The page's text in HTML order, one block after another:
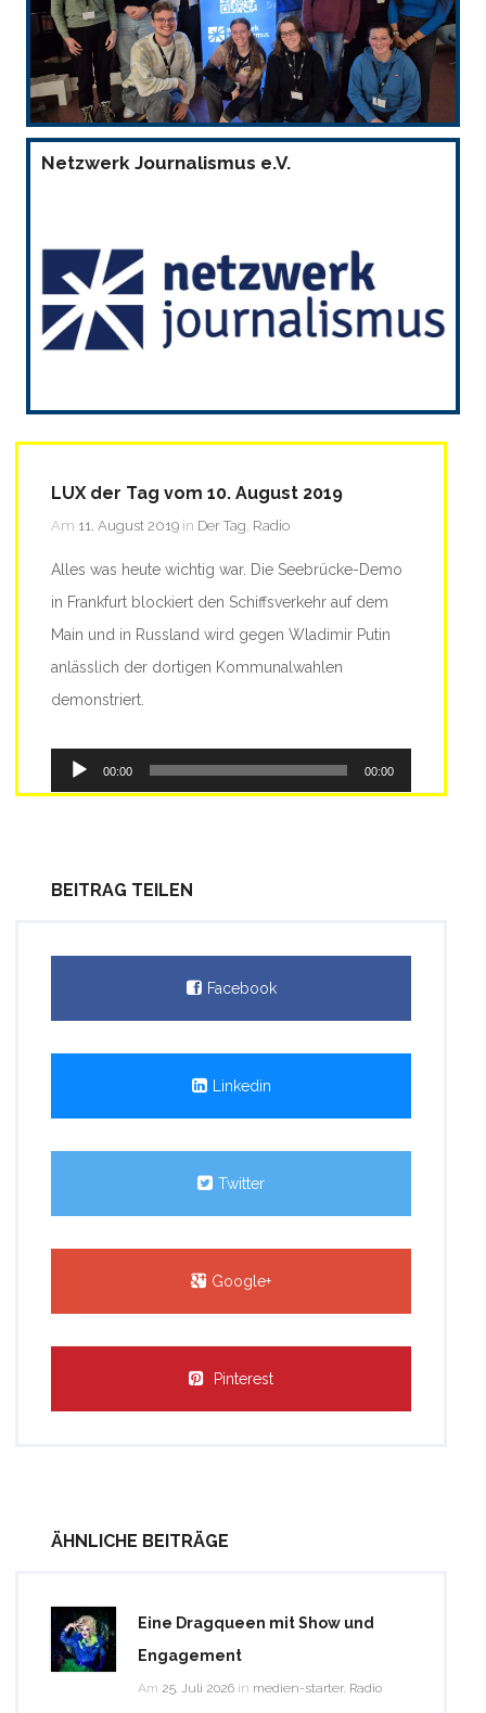
Netzwerk Journalismus e.V.
LUX der Tag vom 10. August 2019
Am 11. August 2019 in Der Tag Radio
Alles was heute wichtig war. Die Seebrücke-Demo
in Frankfurt blockiert den Schiffsverkehr auf dem
Main und in Russland wird gegen Wladimir Putin
anlässlich der dortigen Kommunalwahlen
demonstriert.
Audio-
Player
00:00 00:00
BEITRAG TEILEN
Facebook
Linkedin
Twitter
Google+
Pinterest
ÄHNLICHE BEITRÄGE
Eine Dragqueen mit Show und
Engagement
Am 25. Juli 2026 in medien-starter, Radio